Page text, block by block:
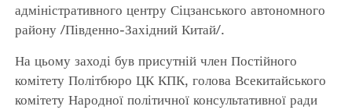
адміністративного центру Сіцзанського автономного
району /Південно-Західний Китай/.
На цьому заході був присутній член Постійного
комітету Політбюро ЦК КПК, голова Всекитайського
комітету Народної політичної консультативної ради